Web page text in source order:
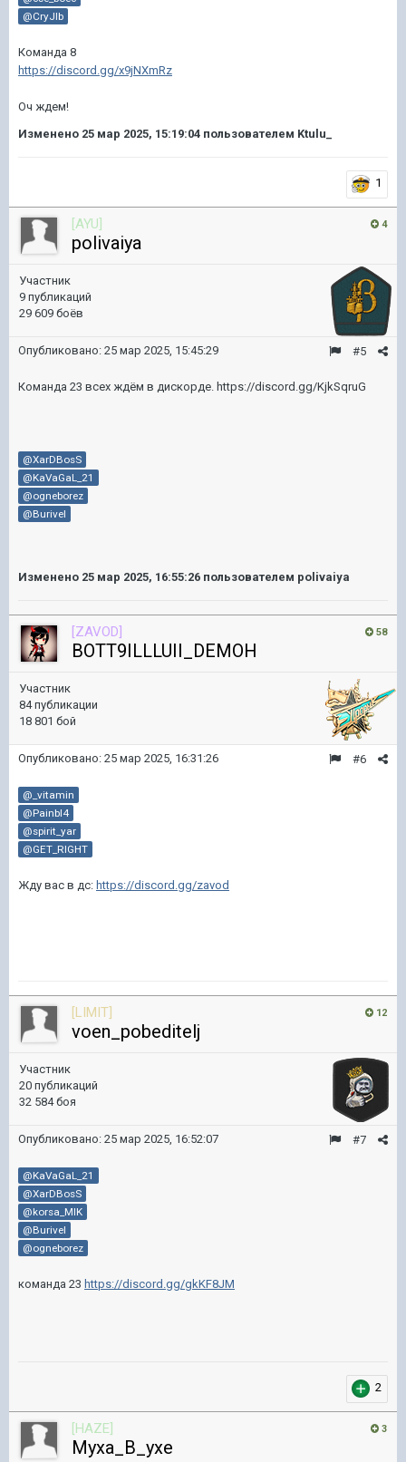
@CryJlb
Команда 8
https://discord.gg/x9jNXmRz
Оч ждем!
Изменено 25 мар 2025, 15:19:04 пользователем Ktulu_
1
4
[AYU]
polivaiya
Участник
9 публикаций
29 609 боёв
#5
Опубликовано: 25 мар 2025, 15:45:29
Команда 23 всех ждём в дискорде. https://discord.gg/KjkSqruG
@XarDBosS
@KaVaGaL_21
@ogneborez
@Burivel
Изменено 25 мар 2025, 16:55:26 пользователем polivaiya
58
[ZAVOD]
BOTT9ILLLUII_DEMOH
Участник
84 публикации
18 801 бой
#6
Опубликовано: 25 мар 2025, 16:31:26
@_vitamin
@PainbI4
@spirit_yar
@GET_RIGHT
Жду вас в дс: https://discord.gg/zavod
12
[LIMIT]
voen_pobeditelj
Участник
20 публикаций
32 584 боя
#7
Опубликовано: 25 мар 2025, 16:52:07
@KaVaGaL_21
@XarDBosS
@korsa_MIK
@Burivel
@ogneborez
команда 23 https://discord.gg/gkKF8JM
2
3
[HAZE]
Myxa_B_yxe